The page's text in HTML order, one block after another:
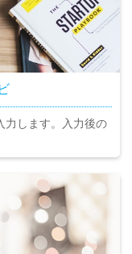
力します。入力後の